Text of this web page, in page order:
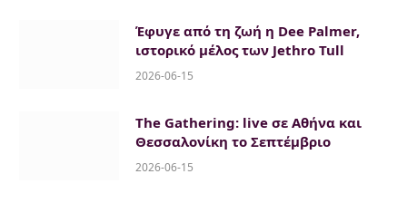
Έφυγε από τη ζωή η Dee Palmer,
ιστορικό μέλος των Jethro Tull
2026-06-15
The Gathering: live σε Αθήνα και
Θεσσαλονίκη το Σεπτέμβριο
2026-06-15